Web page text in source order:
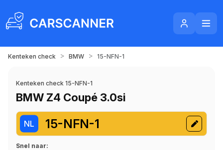
Kenteken check > BMW > 15-NFN-1
Kenteken check 15-NFN-1
BMW Z4 Coupé 3.0si
NL 15-NFN-1
Snel naar: